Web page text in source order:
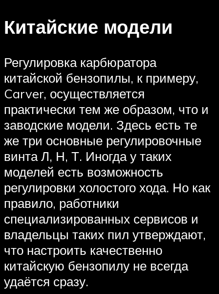
Китайские модели
Регулировка карбюратора
китайской бензопилы, к примеру,
Carver, осуществляется
практически тем же образом, что и
заводские модели. Здесь есть те
же три основные регулировочные
винта Л, Н, Т. Иногда у таких
моделей есть возможность
регулировки холостого хода. Но как
правило, работники
специализированных сервисов и
владельцы таких пил утверждают,
что настроить качественно
китайскую бензопилу не всегда
удаётся сразу.